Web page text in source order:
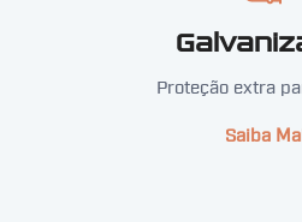
Proteção extra
Saiba